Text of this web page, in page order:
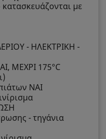
με
- ΗΛΕΚΤΡΙΚΗ -
ΜΕΧΡΙ 175°C
ΝΑΙ
- τηγάνια